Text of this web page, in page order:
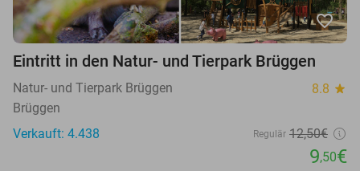
favorite_border
Eintritt in den Natur- und Tierpark Brüggen
Natur- und Tierpark Brüggen 8.8 star
Brüggen
Verkauft: 4.438
Regulär 12,50€
9,50€